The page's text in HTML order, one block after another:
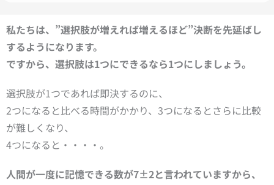
私たちは、”選択肢が増えれば増えるほど”決断を先延ばし
するようになります。
ですから、 選択肢は1つにできるなら1つにしましょう。
選択肢が1つであれば即決するのに、
2つになると比べる時間がかかり、3つになるとさらに比較
が難しくなり、
4つになると・・・・。
人間が一度に記憶できる数が7±2と言われていますから、